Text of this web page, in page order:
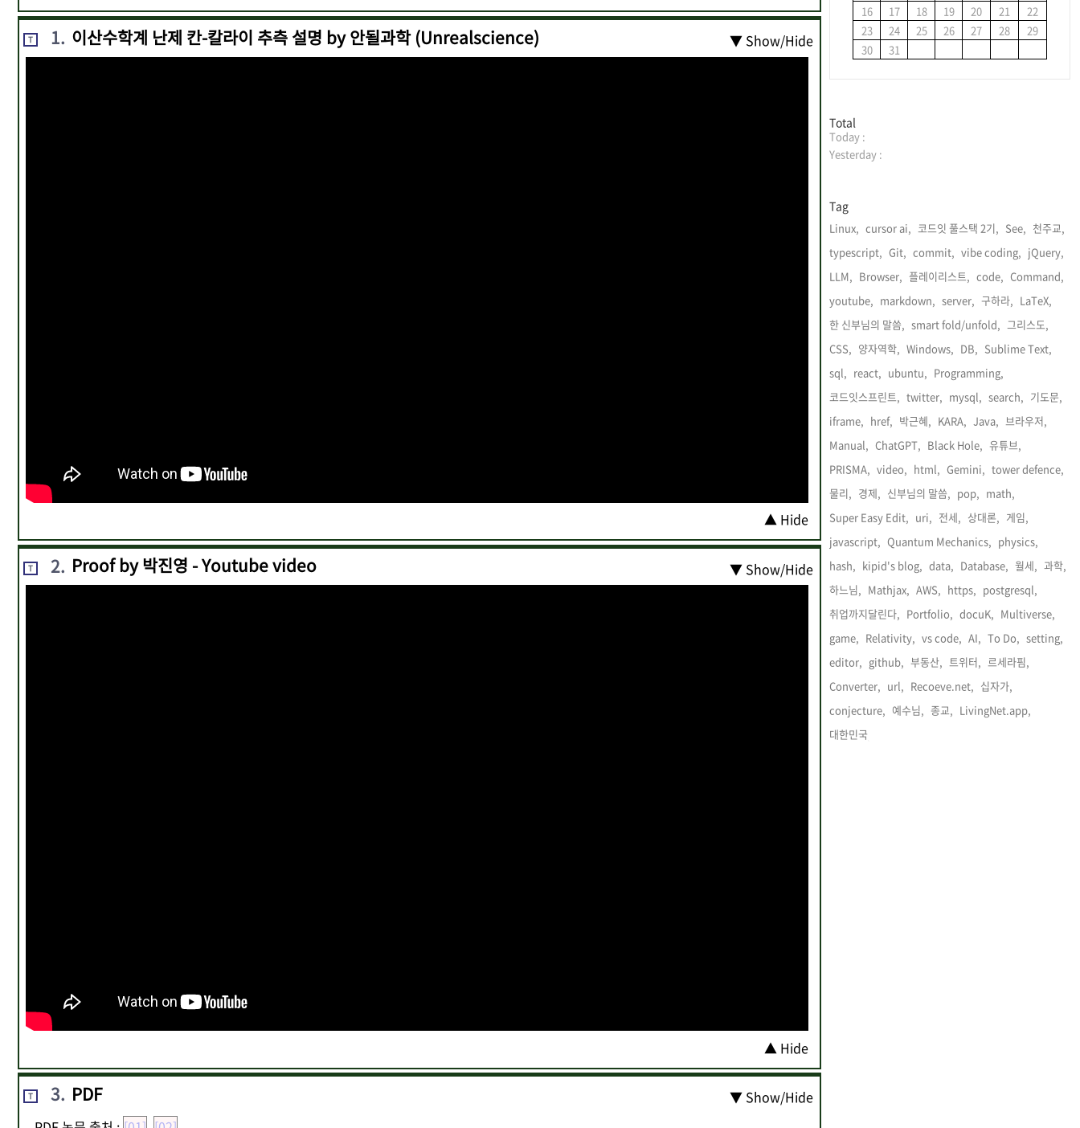
T 1. 이산수학계 난제 칸-칼라이 추측 설명 by 안될과학 (Unrealscience) ▼ Show/Hide
▲ Hide
T 2. Proof by 박진영 - Youtube video ▼ Show/Hide
▲ Hide
T 3. PDF
▼ Show/Hide
16
17 18 19 20 21
22
23
24 25 26 27 28
29
30
31
방
문
자
Total
Today :
Yesterday :
Tag
Linux, cursor ai, 코드잇 풀스택 2기, See, 천주교,
typescript, Git, commit, vibe coding, jQuery,
LLM, Browser, 플레이리스트, code, Command,
youtube, markdown, server, 구하라, LaTeX,
한 신부님의 말씀, smart fold/unfold, 그리스도,
CSS, 양자역학, Windows, DB, Sublime Text,
sql, react, ubuntu, Programming,
코드잇스프린트, twitter, mysql, search, 기도문,
iframe, href, 박근혜, KARA, Java, 브라우저,
Manual, ChatGPT, Black Hole, 유튜브,
PRISMA, video, html, Gemini, tower defence,
물리, 경제, 신부님의 말씀, pop, math,
Super Easy Edit, uri, 전세, 상대론, 게임,
javascript, Quantum Mechanics, physics,
hash, kipid's blog, data, Database, 월세, 과학,
하느님, Mathjax, AWS, https, postgresql,
취업까지달린다, Portfolio, docuK, Multiverse,
game, Relativity, vs code, AI, To Do, setting,
editor, github, 부동산, 트위터, 르세라핌,
Converter, url, Recoeve.net, 십자가,
conjecture, 예수님, 종교, LivingNet.app,
대한민국,